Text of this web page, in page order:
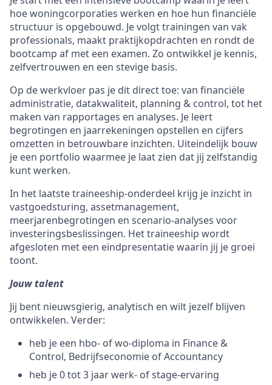
hoe woningcorporaties werken en hoe hun financiële
structuur is opgebouwd. Je volgt trainingen van vak
professionals, maakt praktijkopdrachten en rondt de
bootcamp af met een examen. Zo ontwikkel je kennis,
zelfvertrouwen en een stevige basis.
Op de werkvloer pas je dit direct toe: van financiële
administratie, datakwaliteit, planning & control, tot het
maken van rapportages en analyses. Je leert
begrotingen en jaarrekeningen opstellen en cijfers
omzetten in betrouwbare inzichten. Uiteindelijk bouw
je een portfolio waarmee je laat zien dat jij zelfstandig
kunt werken.
In het laatste traineeship‑onderdeel krijg je inzicht in
vastgoedsturing, assetmanagement,
meerjarenbegrotingen en scenario‑analyses voor
investeringsbeslissingen. Het traineeship wordt
afgesloten met een eindpresentatie waarin jij je groei
toont.
Jouw talent
Jij bent nieuwsgierig, analytisch en wilt jezelf blijven
ontwikkelen. Verder:
heb je een hbo- of wo-diploma in Finance &
Control, Bedrijfseconomie of Accountancy
heb je 0 tot 3 jaar werk- of stage-ervaring